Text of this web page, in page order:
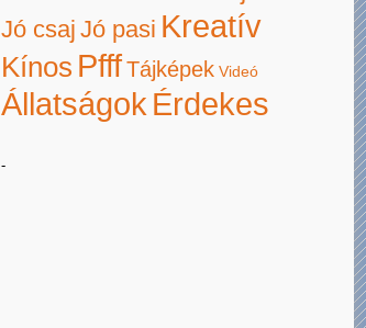
Jó csaj Jó pasi Kreatív
Kínos PfffTájképek Videó
Állatságok Érdekes
-